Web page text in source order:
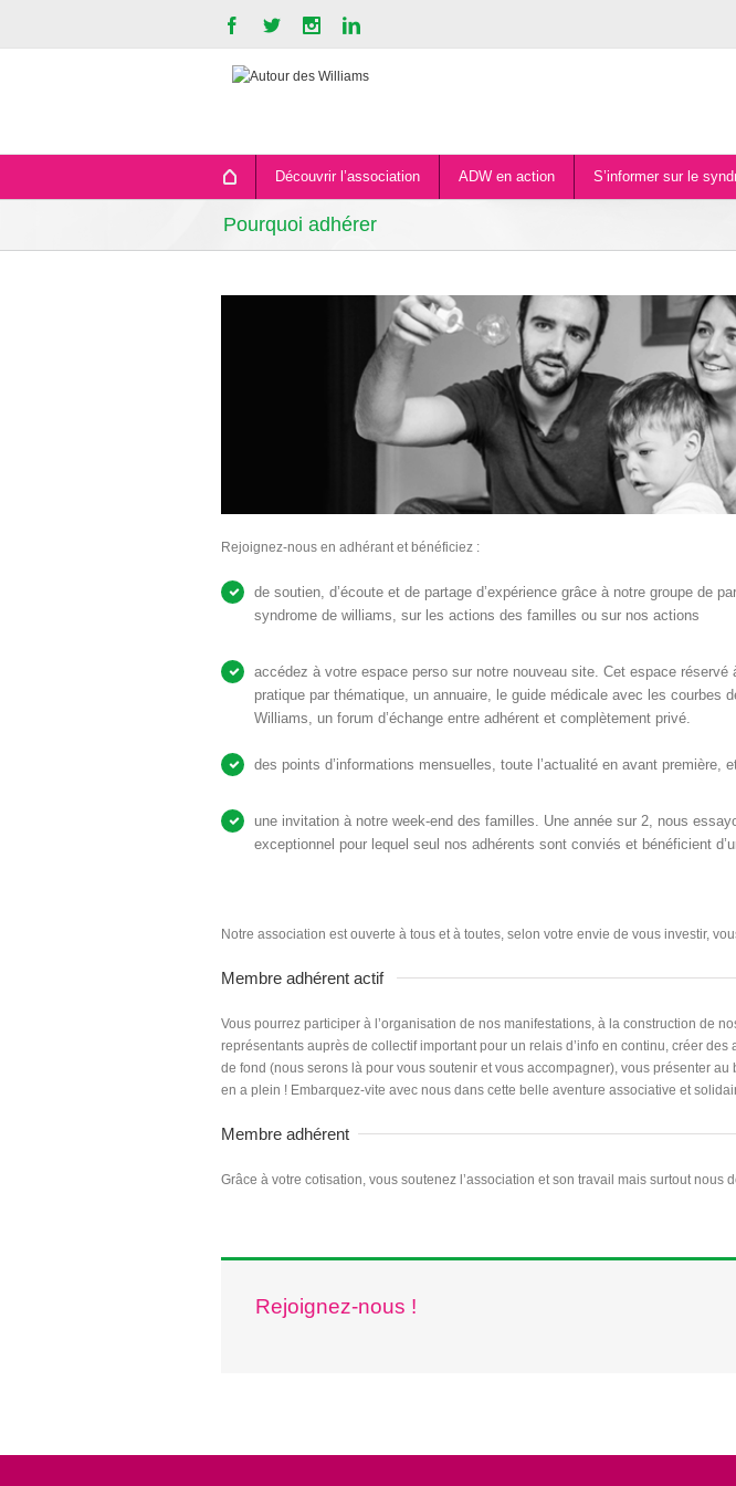
Découvrir l’association ADW en action S’informer sur le
Pourquoi adhérer
Rejoignez-nous en adhérant et bénéficiez :
de soutien, d’écoute et de partage d’expérience grâce à notre groupe de
syndrome de williams, sur les actions des familles ou sur nos actions
accédez à votre espace perso sur notre nouveau site. Cet espace
pratique par thématique, un annuaire, le guide médicale avec les courbes
Williams, un forum d’échange entre adhérent et complètement privé.
des points d’informations mensuelles, toute l’actualité en avant première,
une invitation à notre week-end des familles. Une année sur 2, nous
exceptionnel pour lequel seul nos adhérents sont conviés et bénéficient
Notre association est ouverte à tous et à toutes, selon votre envie de vous investir,
Membre adhérent actif
Vous pourrez participer à l’organisation de nos manifestations, à la construction de
représentants auprès de collectif important pour un relais d’info en continu, créer
de fond (nous serons là pour vous soutenir et vous accompagner), vous présenter
en a plein ! Embarquez-vite avec nous dans cette belle aventure associative et
Membre adhérent
Grâce à votre cotisation, vous soutenez l’association et son travail mais surtout nous
Rejoignez-nous !